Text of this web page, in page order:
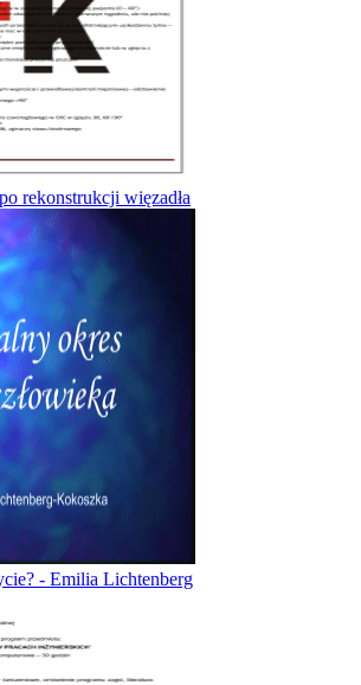
rekonstrukcji więzadła
- Emilia Lichtenberg